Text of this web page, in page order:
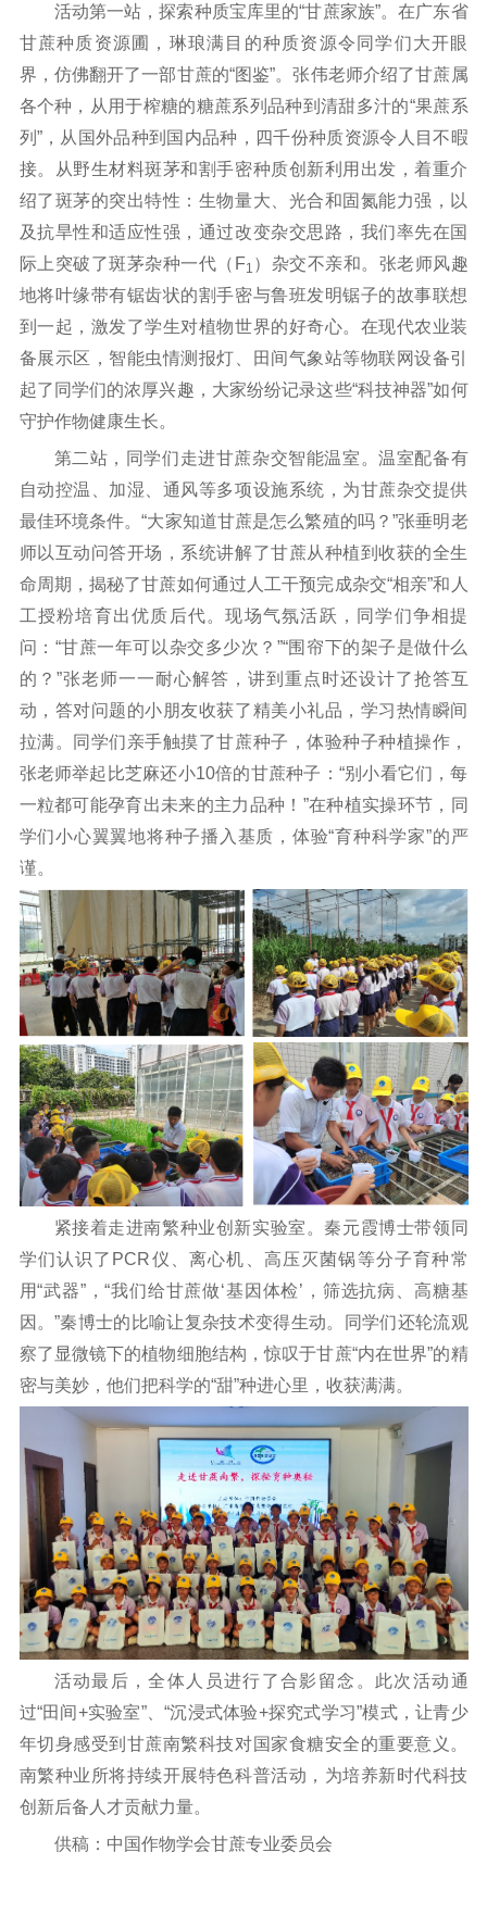
活动第一站，探索种质宝库里的“甘蔗家族”。在广东省
甘蔗种质资源圃，琳琅满目的种质资源令同学们大开眼
界，仿佛翻开了一部甘蔗的“图鉴”。张伟老师介绍了甘蔗属
各个种，从用于榨糖的糖蔗系列品种到清甜多汁的“果蔗系
列”，从国外品种到国内品种，四千份种质资源令人目不暇
接。从野生材料斑茅和割手密种质创新利用出发，着重介
绍了斑茅的突出特性：生物量大、光合和固氮能力强，以
及抗旱性和适应性强，通过改变杂交思路，我们率先在国
际上突破了斑茅杂种一代（F1 ）杂交不亲和。张老师风趣
地将叶缘带有锯齿状的割手密与鲁班发明锯子的故事联想
到一起，激发了学生对植物世界的好奇心。在现代农业装
备展示区，智能虫情测报灯、田间气象站等物联网设备引
起了同学们的浓厚兴趣，大家纷纷记录这些“科技神器”如何
守护作物健康生长。
第二站，同学们走进甘蔗杂交智能温室。温室配备有
自动控温、加湿、通风等多项设施系统，为甘蔗杂交提供
最佳环境条件。“大家知道甘蔗是怎么繁殖的吗？”张垂明老
师以互动问答开场，系统讲解了甘蔗从种植到收获的全生
命周期，揭秘了甘蔗如何通过人工干预完成杂交“相亲”和人
工授粉培育出优质后代。现场气氛活跃，同学们争相提
问：“甘蔗一年可以杂交多少次？”“围帘下的架子是做什么
的？”张老师一一耐心解答，讲到重点时还设计了抢答互
动，答对问题的小朋友收获了精美小礼品，学习热情瞬间
拉满。同学们亲手触摸了甘蔗种子，体验种子种植操作，
张老师举起比芝麻还小10倍的甘蔗种子：“别小看它们，每
一粒都可能孕育出未来的主力品种！”在种植实操环节，同
学们小心翼翼地将种子播入基质，体验“育种科学家”的严
谨。
紧接着走进南繁种业创新实验室。秦元霞博士带领同
学们认识了PCR仪、离心机、高压灭菌锅等分子育种常
用“武器”，“我们给甘蔗做‘基因体检’，筛选抗病、高糖基
因。”秦博士的比喻让复杂技术变得生动。同学们还轮流观
察了显微镜下的植物细胞结构，惊叹于甘蔗“内在世界”的精
密与美妙，他们把科学的“甜”种进心里，收获满满。
活动最后，全体人员进行了合影留念。此次活动通
过“田间+实验室”、“沉浸式体验+探究式学习”模式，让青少
年切身感受到甘蔗南繁科技对国家食糖安全的重要意义。
南繁种业所将持续开展特色科普活动，为培养新时代科技
创新后备人才贡献力量。
供稿：中国作物学会甘蔗专业委员会